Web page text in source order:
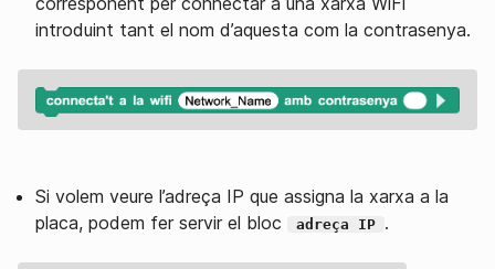
introduint tant el nom d’aquesta com la contrasenya.
Si volem veure l’adreça IP que assigna la xarxa a la
placa, podem fer servir el bloc
adreça IP .